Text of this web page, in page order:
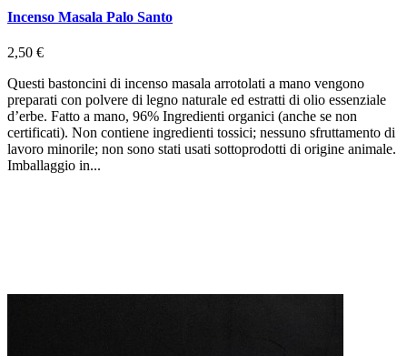
Incenso Masala Palo Santo
2,50 €
Questi bastoncini di incenso masala arrotolati a mano vengono
preparati con polvere di legno naturale ed estratti di olio essenziale
d’erbe. Fatto a mano, 96% Ingredienti organici (anche se non
certificati). Non contiene ingredienti tossici; nessuno sfruttamento di
lavoro minorile; non sono stati usati sottoprodotti di origine animale.
Imballaggio in...